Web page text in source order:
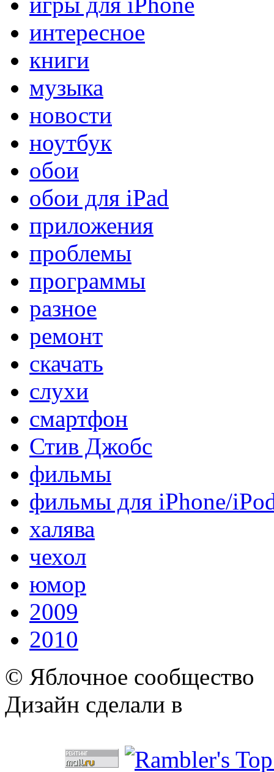
интересное
книги
музыка
новости
ноутбук
обои
обои для iPad
приложения
проблемы
программы
разное
ремонт
скачать
слухи
смартфон
Стив Джобс
фильмы
фильмы для iPhone/
халява
чехол
юмор
2009
2010
© Яблочное сообщество
Дизайн сделали в